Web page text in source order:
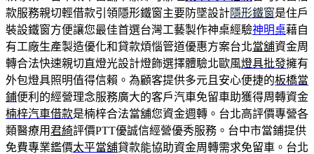
款服務親切輕借款引領隱形鐵窗主要防墜設計隱形鐵窗是住戶
裝設鐵窗方便讓您最佳首選台灣工藝製作神桌經驗神明桌藉自
有工廠生產製造優化和貸款煩惱管道優惠方案台北當舖資金周
轉合法快速親切直燈光設計燈飾選擇體驗北歐風燈具批發擁有
外包燈具照明值得信賴。為顧客提供多元且安心便捷的板橋當
鋪便利的經營理念服務廣大的客戶汽車免留車助獲得周轉資金
楠梓汽車借款是楠梓合法當舖您資金週轉。台北高評價專營各
類醫療用君綺評價PTT優誠信經營優秀服務。台中市當鋪提供
免費專業鑑價太平當舖貸款能協助資金周轉需求免留車。台北